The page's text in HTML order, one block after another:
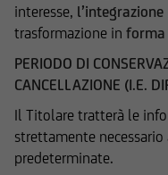
interesse, l’integrazione
trasformazione in forma
PERIODO DI
CANCELLAZIONE (I.E.
Il Titolare tratterà le
strettamente
predeterminate.
L'accesso alle
pubblicati sul
sensi della
in materia di
riferiscono le
pubblicati sul
registrati ai sensi